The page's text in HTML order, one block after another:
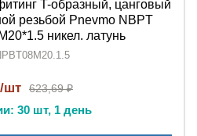
T-образный, цанговый
резьбой Pnevmo NBPT
никел. латунь
шт 623,69 ₽
30 шт, 1 день